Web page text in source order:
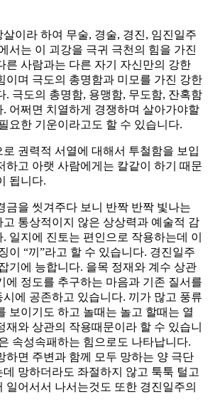
이라 하여 무술, 경술, 경진, 임진일주
서는 이 괴강을 극귀 극천의 힘을 가진
른 사람과는 다른 자기 자신만의 강한
이며 극도의 총명함과 미모를 가진 강한
. 극도의 총명함, 용맹함, 무도함, 잔혹함
어쩌면 치열하게 경쟁하며 살아가야할
요한 기운이라고도 할 수 있습니다.
권력적 서열에 대해서 투철함을 보입
하고 아랫 사람에게는 칼같이 하기 때문
됩니다.
금을 씻겨주다 보니 반짝 반짝 빛나는
통상적이지 않은 상상력과 예술적 감
일지에 진토는 편인으로 작용하는데 이
이 “끼”라고 할 수 있습니다. 경진일주
기에 능합니다. 을목 정재와 계수 상관
에 정도를 추구하는 마음과 기존 질서를
에 공존하고 있습니다. 끼가 많고 풍류
보이기도 하고 놀때는 놀고 할때는 열
재와 상관의 작용때문이라 할 수 있습니
속성속패하는 힘으로도 나타납니다.
하면 주변과 함께 모두 망하는 양 극단
망하더라도 좌절하지 않고 툭툭 털고
일어서서 나서는것도 또한 경진일주의